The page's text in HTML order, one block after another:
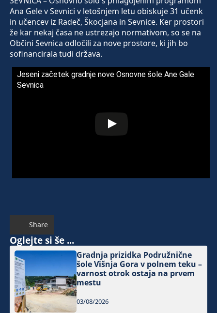
Ana Gele v Sevnici v letošnjem letu obiskuje 31 učenk
in učencev iz Radeč, Škocjana in Sevnice. Ker prostori
že kar nekaj časa ne ustrezajo normativom, so se na
Občini Sevnica odločili za nove prostore, ki jih bo
sofinancirala tudi država.
Jeseni začetek gradnje nove Osnovne šole Ane Gale
Sevnica
Share
Oglejte si še ...
Gradnja prizidka Podružnične
šole Višnja Gora v polnem teku –
varnost otrok ostaja na prvem
mestu
03/08/2026